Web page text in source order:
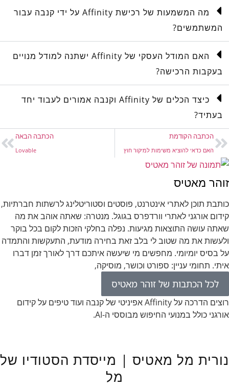
מה המשמעות של רכישת Affinity על ידי קנבה עבור
המשתמשים?
האם המודל העסקי של Affinity ישתנה למודל מנויים
בעקבות הרכישה?
כיצד הכלים של Affinity וקנבה אמורים לעבוד יחד
בעתיד?
הכתבה הקודמת
האם כדאי להוציא משימות למיקור חוץ
הכתבה הבאה
Lovable
זוהר מאטיס
כותבת תוכן לאתרי אינטרנט, פוסטים וסטוריטלינג לרשתות חברתיות,
קידום אורגני לאתרי וורדפרס בגוגל. מנטרה: שאתה אוהב את מה
שאתה עושה התוצאות מגיעות. נפלה בחלקי הזכות לקום בכל בוקר
ולעשות את מה שטוב לי בלב זאת בחירה מודעת, התעקשות והתמדה
על בסיס יומיומי. מחפשים מי שיעשה איתכם דרך לאורך זמן דברו
איתי. תחומי עניין: ספורט וכושר, מוסיקה,
לכל הכתבות של זוהר מאטיס
רוצים הדרכה על Affinity אפיניטי של קנבה ועוד טיפים על קידום
אורגני כולל במנועי החיפוש מבוססי ה-AI.
נורית מל מאטיס | מייסדת הסטודיו של
מל